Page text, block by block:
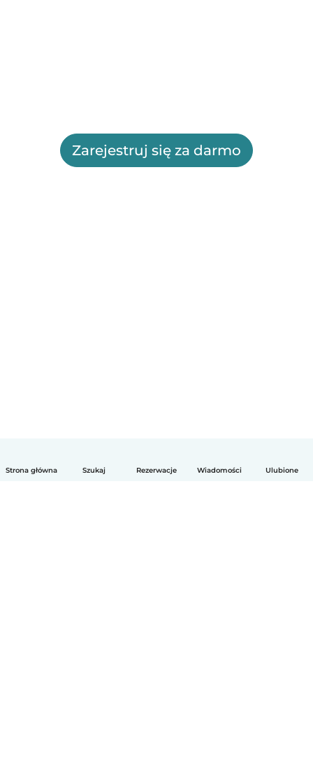
Strona główna Szukaj Rezerwacje Wiadomości Ulubione
Zarejestruj się za darmo